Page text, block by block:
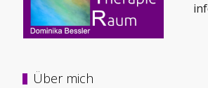
Über mich